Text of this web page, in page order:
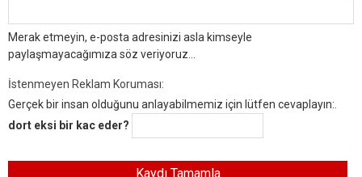
Merak etmeyin, e-posta adresinizi asla kimseyle
paylaşmayacağımıza söz veriyoruz...
İstenmeyen Reklam Koruması:
Gerçek bir insan olduğunu anlayabilmemiz için lütfen cevaplayın:.
dort eksi bir kac eder?